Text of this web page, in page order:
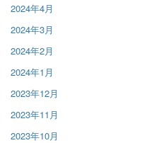
2024年4月
2024年3月
2024年2月
2024年1月
2023年12月
2023年11月
2023年10月